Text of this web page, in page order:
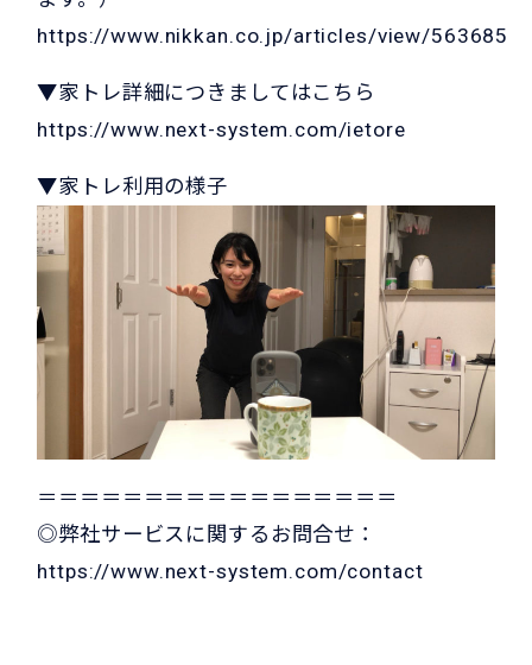
https://www.nikkan.co.jp/articles/view/563685
▼家トレ詳細につきましてはこちら
https://www.next-system.com/ietore
▼家トレ利用の様子
＝＝＝＝＝＝＝＝＝＝＝＝＝＝＝＝＝
◎弊社サービスに関するお問合せ：
https://www.next-system.com/contact